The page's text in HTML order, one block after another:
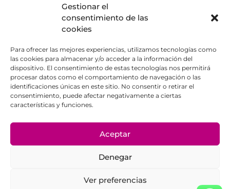
Gestionar el
consentimiento de las
cookies
Para ofrecer las mejores experiencias, utilizamos tecnologías como
las cookies para almacenar y/o acceder a la información del
dispositivo. El consentimiento de estas tecnologías nos permitirá
procesar datos como el comportamiento de navegación o las
identificaciones únicas en este sitio. No consentir o retirar el
consentimiento, puede afectar negativamente a ciertas
características y funciones.
Aceptar
Denegar
Ver preferencias
La Enoteca
Visit us at C/ Escultor Estevez local 9. La
Orotava
© 2023 Cuvée Enoteca Tenerife – Made with
by Paradisesoft
Legal advice Terms & Conditions